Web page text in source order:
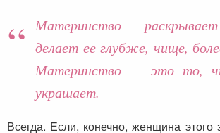
Материнство
делает ее глубже, чище,
Материнство — это то,
украшает.
Всегда. Если, конечно, женщина этого